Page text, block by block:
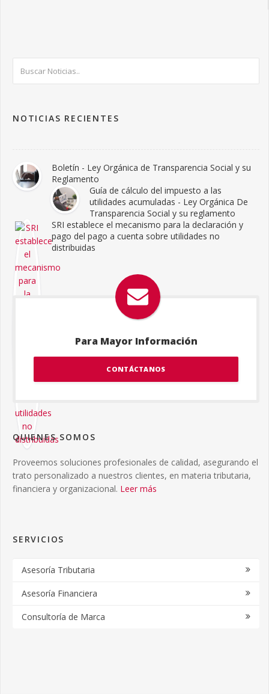
NOTICIAS RECIENTES
Boletín - Ley Orgánica de Transparencia Social y su
Reglamento
Guía de cálculo del impuesto a las
utilidades acumuladas - Ley Orgánica De
Transparencia Social y su reglamento
SRI establece el mecanismo para la declaración y
pago del pago a cuenta sobre utilidades no
distribuidas
Para Mayor Información
CONTÁCTANOS
QUIENES SOMOS
Proveemos soluciones profesionales de calidad, asegurando el
trato personalizado a nuestros clientes, en materia tributaria,
financiera y organizacional. Leer más
SERVICIOS
Asesoría Tributaria
Asesoría Financiera
Consultoría de Marca